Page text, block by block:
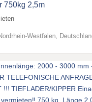
750kg 2,5m
Westfalen,